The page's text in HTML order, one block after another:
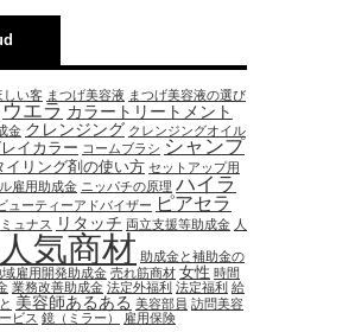
しい客 まつげ美容液 まつげ美容液の選び
ウエラ カラートリートメント
金 クレンジング クレンジングオイル
イカラー コームブラシ シャンプ
イリング剤の使い方 セットアップ用
雇用助成金 ニッパチの原理 ハイラ
ューティーアドバイザー ピアセラ
ミュナス リタッチ 両立支援等助成金 人
人気商材 助成金と補助金の
域雇用開発助成金 売れ筋商材 女性 時間
業務改善助成金 法定外福利 法定福利 給
美容師あるある 美容部員 訪問美容
ビス 鏡（ミラー） 雇用保険